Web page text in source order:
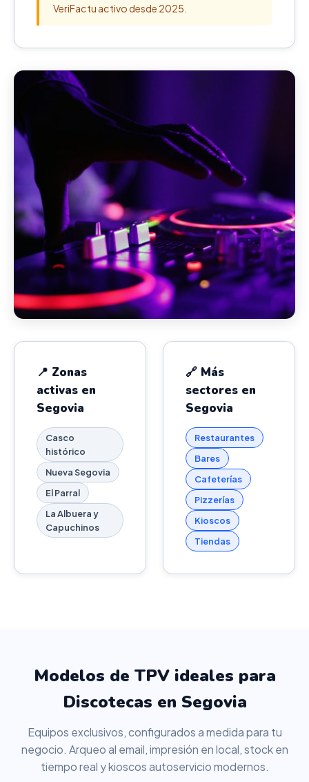
VeriFactu activo desde 2025.
📍 Zonas
activas en
Segovia
Casco
histórico
Nueva Segovia
El Parral
La Albuera y
Capuchinos
🔗 Más
sectores en
Segovia
Restaurantes
Bares
Cafeterías
Pizzerías
Kioscos
Tiendas
Modelos de TPV ideales para
Discotecas en Segovia
Equipos exclusivos, configurados a medida para tu
negocio. Arqueo al email, impresión en local, stock en
tiempo real y kioscos autoservicio modernos.